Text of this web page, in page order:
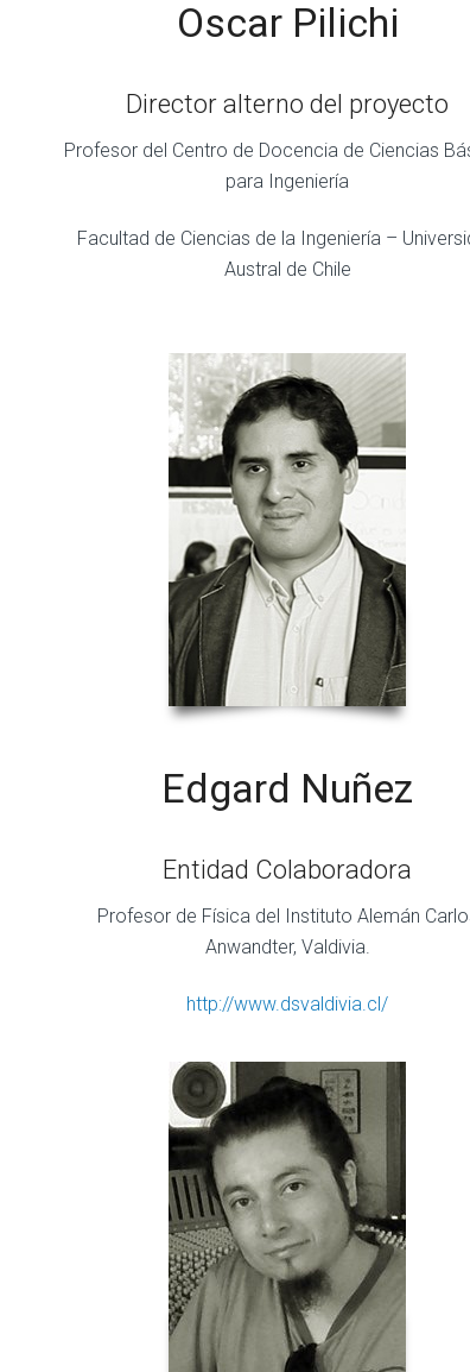
Oscar Pilichi
Director alterno del proyecto
Profesor del Centro de Docencia de Ciencias
para Ingeniería
Facultad de Ciencias de la Ingeniería –
Austral de Chile
Edgard Nuñez
Entidad Colaboradora
Profesor de Física del Instituto Alemán
Anwandter, Valdivia.
http://www.dsvaldivia.cl/